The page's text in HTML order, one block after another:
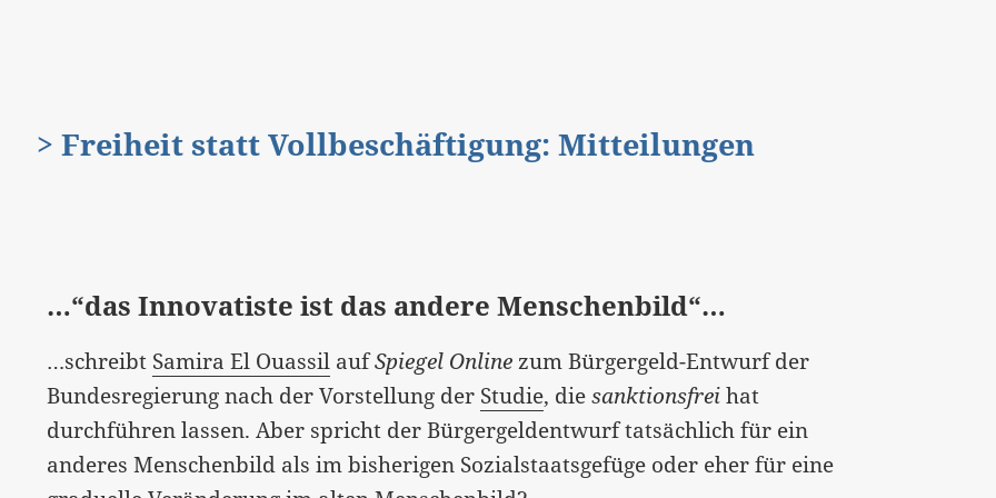
> Freiheit statt Vollbeschäftigung: Mitteilungen
…“das Innovatiste ist das andere Menschenbild“…
…schreibt Samira El Ouassil aufSpiegel Onlinezum Bürgergeld-Entwurf der
Bundesregierung nach der Vorstellung der Studie, diesanktionsfreihat
durchführen lassen. Aber spricht der Bürgergeldentwurf tatsächlich für ein
anderes Menschenbild als im bisherigen Sozialstaatsgefüge oder eher für eine